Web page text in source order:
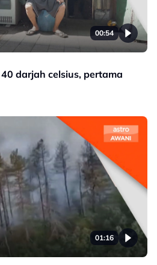
00:54
darjah celsius, pertama
01:16